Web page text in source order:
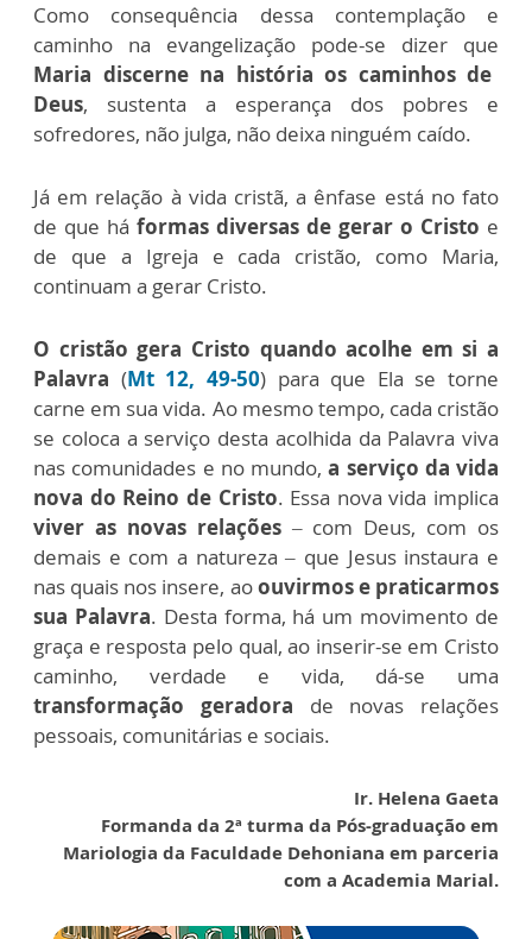
Como consequência dessa contemplação e
caminho na evangelização pode-se dizer que
Maria discerne na história os caminhos de
Deus, sustenta a esperança dos pobres e
sofredores, não julga, não deixa ninguém caído.
Já em relação à vida cristã, a ênfase está no fato
de que há formas diversas de gerar o Cristo e
de que a Igreja e cada cristão, como Maria,
continuam a gerar Cristo.
O cristão gera Cristo quando acolhe em si a
Palavra (Mt 12, 49-50) para que Ela se torne
carne em sua vida. Ao mesmo tempo, cada cristão
se coloca a serviço desta acolhida da Palavra viva
nas comunidades e no mundo, a serviço da vida
nova do Reino de Cristo. Essa nova vida implica
viver as novas relações– com Deus, com os
demais e com a natureza – que Jesus instaura e
nas quais nos insere, aoouvirmos e praticarmos
sua Palavra. Desta forma, há um movimento de
graça e resposta pelo qual, ao inserir-se em Cristo
caminho, verdade e vida, dá-se uma
transformação geradora de novas relações
pessoais, comunitárias e sociais.
Ir. Helena Gaeta
Formanda da 2ª turma da Pós-graduação em
Mariologia da Faculdade Dehoniana em parceria
com a Academia Marial.